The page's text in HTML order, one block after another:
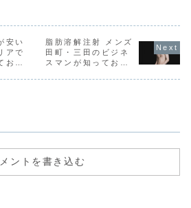
Kaku
ProN',
ナトゥスクリニッ
すすめJR「田町
駅」三田口から徒
歩1分、都営三田
線/浅草線「三田
駅」A3出口から徒
ニック東京
町駅」三田
徒歩1分、
田線・浅草
徒歩30秒の
安い
アで
おき
脂肪溶解注射 メンズ
田町・三田のビジネ
スマンが知っておく
ントを書き込む